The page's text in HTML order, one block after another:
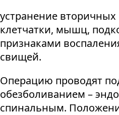
устранение вторичных
клетчатки, мышц,
признаками
свищей.
Операцию проводят
обезболиванием –
спинальным.